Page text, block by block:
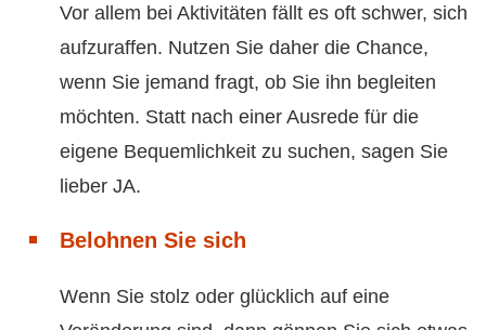
Vor allem bei Aktivitäten fällt es oft schwer, sich
aufzuraffen. Nutzen Sie daher die Chance,
wenn Sie jemand fragt, ob Sie ihn begleiten
möchten. Statt nach einer Ausrede für die
eigene Bequemlichkeit zu suchen, sagen Sie
lieber JA.
Belohnen Sie sich
Wenn Sie stolz oder glücklich auf eine